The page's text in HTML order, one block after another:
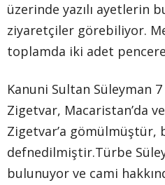
üzerinde yazılı ayetlerin
ziyaretçiler görebiliyor.
toplamda iki adet
Kanuni Sultan Süleyman 7
Zigetvar, Macaristan’da
Zigetvar’a gömülmüştür,
defnedilmiştir.Türbe
bulunuyor ve cami